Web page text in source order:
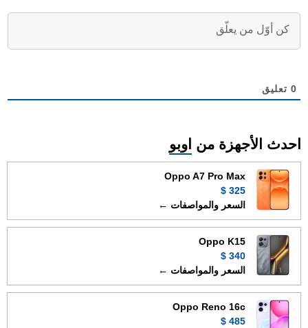
0 تعليق
احدث الأجهزة من اوبو
Oppo A7 Pro Max
325 $
السعر والمواصفات ←
Oppo K15
340 $
السعر والمواصفات ←
Oppo Reno 16c
485 $